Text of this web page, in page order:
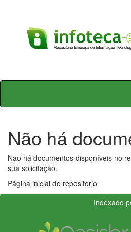
Skip
Não há
Não há documentos disponíveis no
sua solicitação.
Página inicial do repositório
Indexado